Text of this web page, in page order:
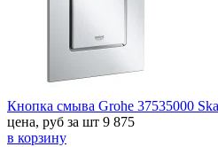
Кнопка смыва Grohe 37535000
цена, руб за шт 9 875
в корзину